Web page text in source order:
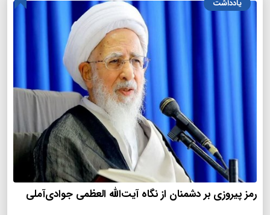
یادداشت
رمز پیروزی بر دشمنان از نگاه آیت‌الله العظمی جوادی‌آملی